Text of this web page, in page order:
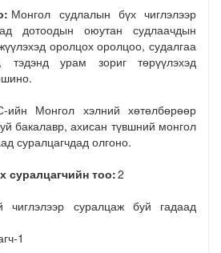
Монгол судлалын бүх чиглэлээр
дотоодын оюутан судлаачдын
оролцох оролцоо, судалгаа
тэдэнд урам зориг төрүүлэхэд
ийн Монгол хэлний хөтөлбөрөөр
бакалавр, ахисан түвшний монгол
суралцагчдад олгоно.
суралцагчийн тоо:2
чиглэлээр суралцаж буй гадаад
1